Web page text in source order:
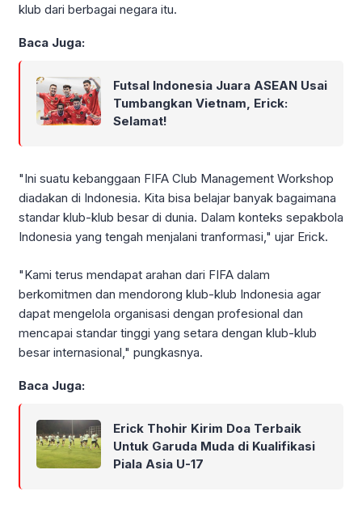
klub dari berbagai negara itu.
Baca Juga:
Futsal Indonesia Juara ASEAN Usai
Tumbangkan Vietnam, Erick:
Selamat!
"Ini suatu kebanggaan FIFA Club Management Workshop
diadakan di Indonesia. Kita bisa belajar banyak bagaimana
standar klub-klub besar di dunia. Dalam konteks sepakbola
Indonesia yang tengah menjalani tranformasi," ujar Erick.
"Kami terus mendapat arahan dari FIFA dalam
berkomitmen dan mendorong klub-klub Indonesia agar
dapat mengelola organisasi dengan profesional dan
mencapai standar tinggi yang setara dengan klub-klub
besar internasional," pungkasnya.
Baca Juga:
Erick Thohir Kirim Doa Terbaik
Untuk Garuda Muda di Kualifikasi
Piala Asia U-17